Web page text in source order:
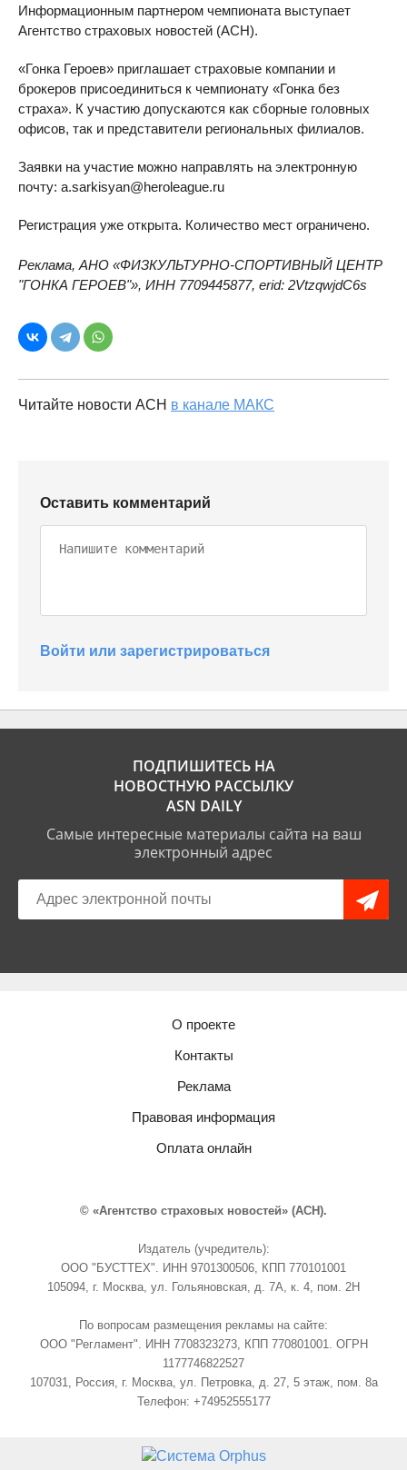
Информационным партнером чемпионата выступает
Агентство страховых новостей (АСН).
«Гонка Героев» приглашает страховые компании и
брокеров присоединиться к чемпионату «Гонка без
страха». К участию допускаются как сборные головных
офисов, так и представители региональных филиалов.
Заявки на участие можно направлять на электронную
почту: a.sarkisyan@heroleague.ru
Регистрация уже открыта. Количество мест ограничено.
Реклама, АНО «ФИЗКУЛЬТУРНО-СПОРТИВНЫЙ ЦЕНТР
"ГОНКА ГЕРОЕВ"», ИНН 7709445877, erid: 2VtzqwjdC6s
Читайте новости АСН в канале МАКС
Оставить комментарий
Войти или зарегистрироваться
ПОДПИШИТЕСЬ НА
НОВОСТНУЮ РАССЫЛКУ
ASN DAILY
Самые интересные материалы сайта на ваш
электронный адрес
О проекте
Контакты
Реклама
Правовая информация
Оплата онлайн
© «Агентство страховых новостей» (АСН).
Издатель (учредитель):
ООО "БУСТТЕХ". ИНН 9701300506, КПП 770101001
105094, г. Москва, ул. Гольяновская, д. 7А, к. 4, пом. 2Н
По вопросам размещения рекламы на сайте:
ООО "Регламент". ИНН 7708323273, КПП 770801001. ОГРН
1177746822527
107031, Россия, г. Москва, ул. Петровка, д. 27, 5 этаж, пом. 8а
Телефон: +74952555177